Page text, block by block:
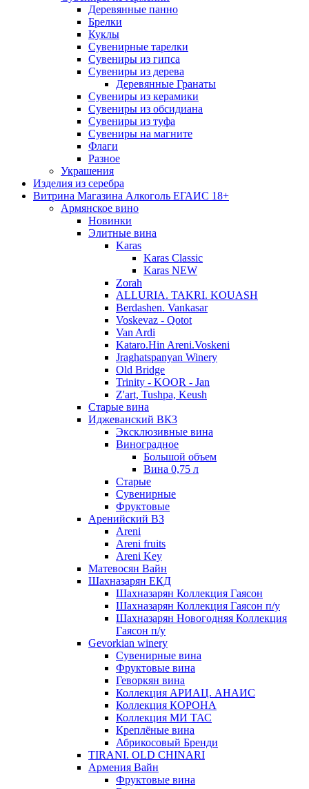
Деревянные панно
Брелки
Куклы
Сувенирные тарелки
Сувениры из гипса
Сувениры из дерева
Деревянные Гранаты
Сувениры из керамики
Сувениры из обсидиана
Сувениры из туфа
Сувениры на магните
Флаги
Разное
Украшения
Изделия из серебра
Витрина Магазина Алкоголь ЕГАИС 18+
Армянское вино
Новинки
Элитные вина
Karas
Karas Classic
Karas NEW
Zorah
ALLURIA. TAKRI. KOUASH
Berdashen. Vankasar
Voskevaz - Qotot
Van Ardi
Kataro.Hin Areni.Voskeni
Jraghatspanyan Winery
Old Bridge
Trinity - KOOR - Jan
Z'art, Tushpa, Keush
Старые вина
Иджеванский ВК3
Эксклюзивные вина
Виноградное
Большой объем
Вина 0,75 л
Старые
Сувенирные
Фруктовые
Аренийский ВЗ
Areni
Areni fruits
Areni Key
Матевосян Вайн
Шахназарян ЕКД
Шахназарян Коллекция Гаясон
Шахназарян Коллекция Гаясон п/у
Шахназарян Новогодняя Коллекция
Гаясон п/у
Gevorkian winery
Сувенирные вина
Фруктовые вина
Геворкян вина
Коллекция АРИАЦ. АНАИС
Коллекция КОРОНА
Коллекция МИ ТАС
Креплёные вина
Абрикосовый Бренди
TIRANI. OLD CHINARI
Армения Вайн
Фруктовые вина